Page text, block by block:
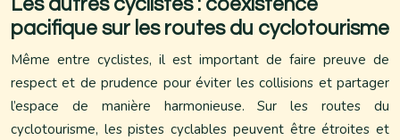
Les autres cyclistes : coexistence
pacifique sur les routes du cyclotourisme
Même entre cyclistes, il est important de faire preuve de
respect et de prudence pour éviter les collisions et partager
l’espace de manière harmonieuse. Sur les routes du
cyclotourisme, les pistes cyclables peuvent être étroites et